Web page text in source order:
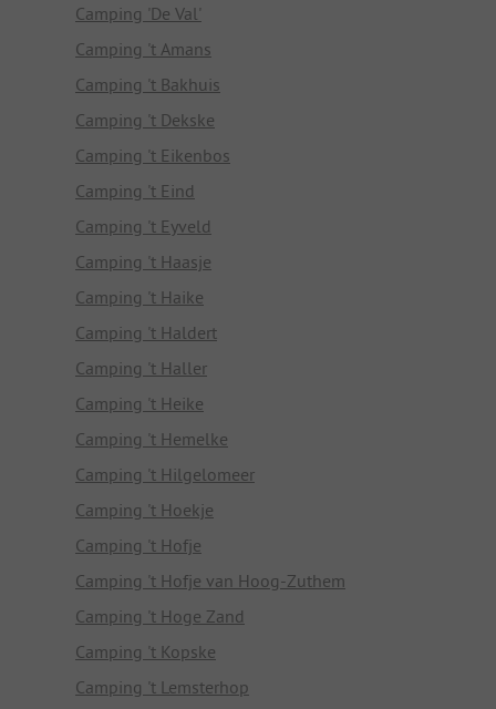
Camping 'De Val'
Camping 't Amans
Camping 't Bakhuis
Camping 't Dekske
Camping 't Eikenbos
Camping 't Eind
Camping 't Eyveld
Camping 't Haasje
Camping 't Haike
Camping 't Haldert
Camping 't Haller
Camping 't Heike
Camping 't Hemelke
Camping 't Hilgelomeer
Camping 't Hoekje
Camping 't Hofje
Camping 't Hofje van Hoog-Zuthem
Camping 't Hoge Zand
Camping 't Kopske
Camping 't Lemsterhop